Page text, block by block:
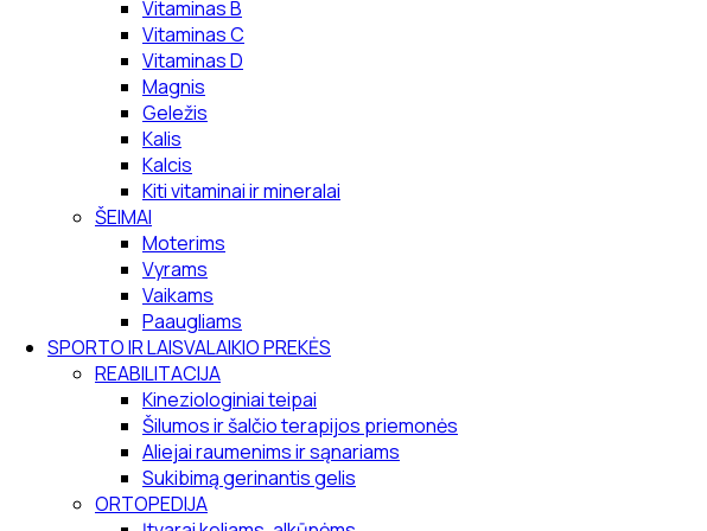
Vitaminas B
Vitaminas C
Vitaminas D
Magnis
Geležis
Kalis
Kalcis
Kiti vitaminai ir mineralai
ŠEIMAI
Moterims
Vyrams
Vaikams
Paaugliams
SPORTO IR LAISVALAIKIO PREKĖS
REABILITACIJA
Kineziologiniai teipai
Šilumos ir šalčio terapijos priemonės
Aliejai raumenims ir sąnariams
Sukibimą gerinantis gelis
ORTOPEDIJA